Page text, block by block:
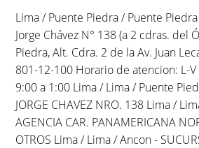
Lima / Puente Piedra / Puente Piedra
Jorge Chávez N° 138 (a 2 cdras. del
Piedra, Alt. Cdra. 2 de la Av. Juan
801-12-100 Horario de atencion: L-V
9:00 a 1:00 Lima / Lima / Puente
JORGE CHAVEZ NRO. 138 Lima /
AGENCIA CAR. PANAMERICANA
OTROS Lima / Lima / Ancon -